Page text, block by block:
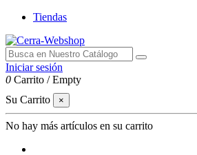
Tiendas
Iniciar sesión
0 Carrito /Empty
Su Carrito
×
No hay más artículos en su carrito